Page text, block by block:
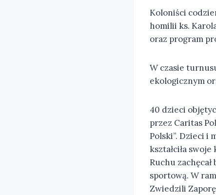
Koloniści
homilii ks.
oraz program
W czasie
ekologicznym
40 dzieci
przez Caritas
Polski”. Dzieci i
kształciła
Ruchu
sportową. W
Zwiedzili